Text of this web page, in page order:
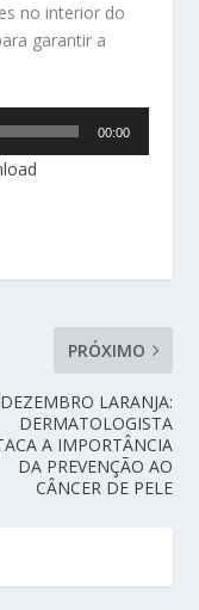
no interior do
garantir a
00:00
PRÓXIMO
DEZEMBRO LARANJA:
DERMATOLOGISTA
A IMPORTÂNCIA
DA PREVENÇÃO AO
CÂNCER DE PELE